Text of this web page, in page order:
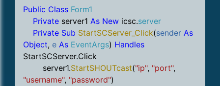
Public Class Form1
Private server1 As New icsc.server
Private Sub StartSCServer_Click(sender As
Object, e As EventArgs) Handles
StartSCServer.Click
server1.StartSHOUTcast("ip", "port",
"username", "password")